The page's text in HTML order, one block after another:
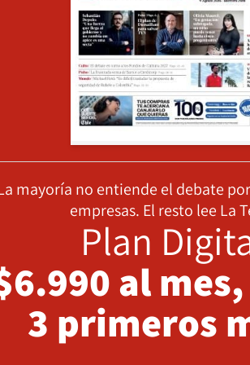
mayoría no entiende el debate
empresas. El resto lee La
Plan
al
3 primeros